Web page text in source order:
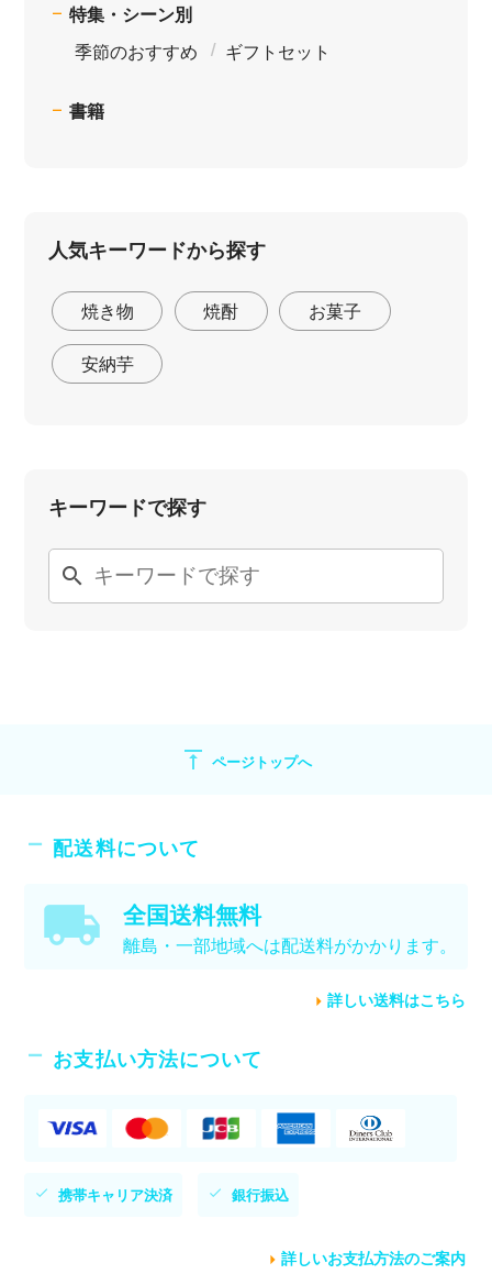
特集・シーン別
季節のおすすめ
ギフトセット
書籍
人気キーワードから探す
焼き物 焼酎 お菓子
安納芋
キーワードで探す
search
vertical_align_top ページトップへ
配送料について
全国送料無料
離島・一部地域へは配送料がかかります。
詳しい送料はこちら
お支払い方法について
携帯キャリア決済 銀行振込
詳しいお支払方法のご案内